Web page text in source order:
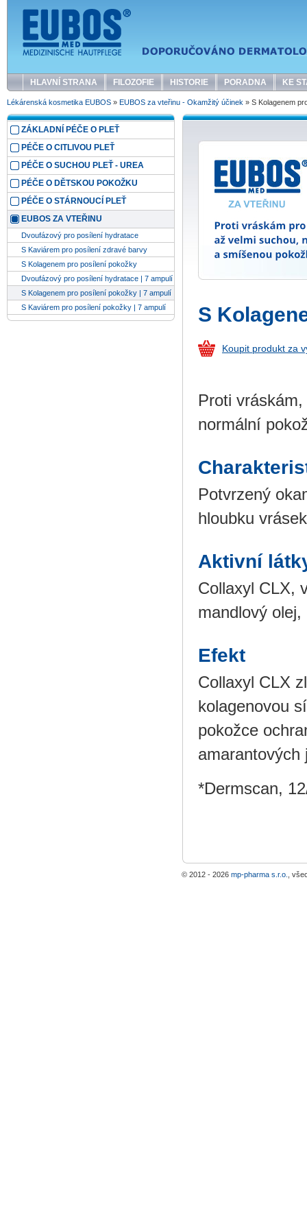
HLAVNÍ STRANA FILOZOFIE HISTORIE PORADNA KE
Lékárenská kosmetika EUBOS » EUBOS za vteřinu - Okamžitý účinek » S Kolagenem
S
Koupit produkt za
Proti
normální
Potvrzený
hloubku
Aktivní
Collaxyl CLX,
mandlový
Efekt
Collaxyl CLX
kolagenovou
pokožce
amarantových
*Dermscan,
ZÁKLADNÍ PÉČE O PLEŤ
PÉČE O CITLIVOU PLEŤ
PÉČE O SUCHOU PLEŤ - UREA
PÉČE O DĚTSKOU POKOŽKU
PÉČE O STÁRNOUCÍ PLEŤ
EUBOS ZA VTEŘINU
Dvoufázový pro posílení hydratace
S Kaviárem pro posílení zdravé barvy
S Kolagenem pro posílení pokožky
Dvoufázový pro posílení hydratace | 7 ampulí
S Kolagenem pro posílení pokožky | 7 ampulí
S Kaviárem pro posílení pokožky | 7 ampulí
© 2012 - 2026 mp-pharma s.r.o. ,